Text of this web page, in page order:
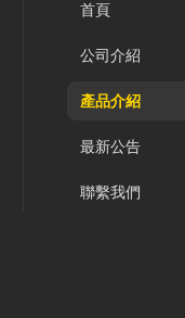
首頁
公司介紹
產品介紹
最新公告
聯繫我們